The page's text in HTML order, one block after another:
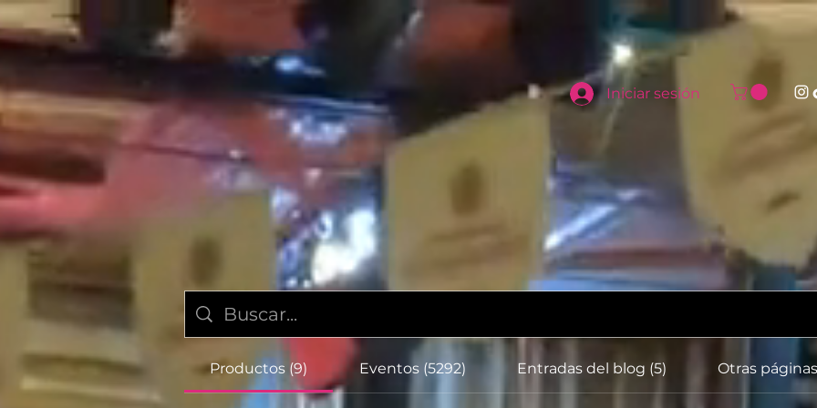
Iniciar sesión
Productos (9) Eventos (5292) Entradas del blog (5) Otras